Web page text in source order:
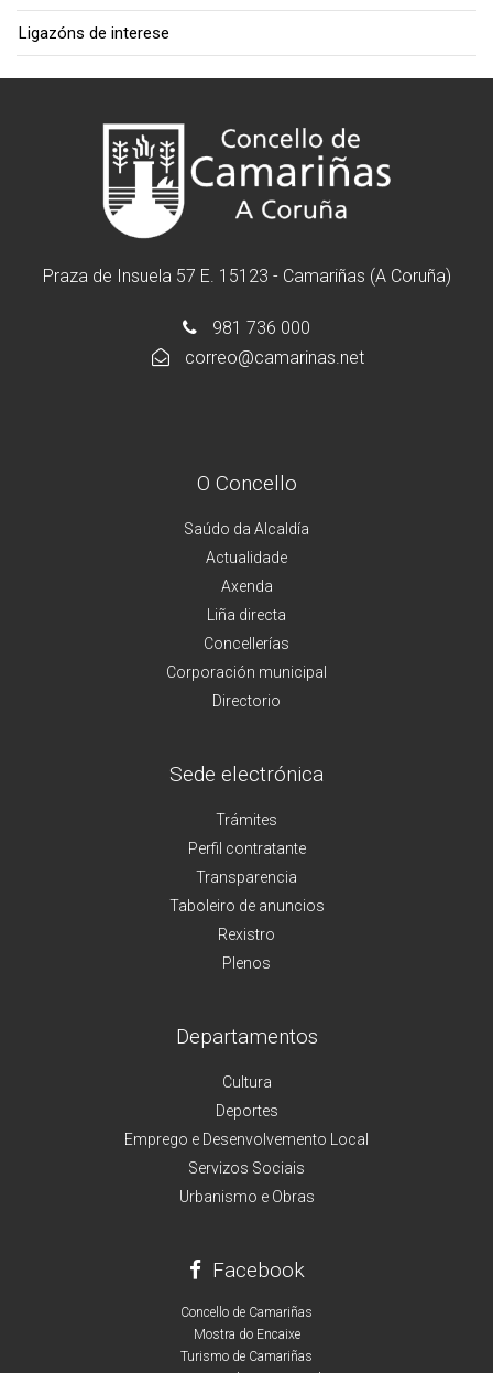
Ligazóns de interese
Praza de Insuela 57 E. 15123 - Camariñas (A Coruña)
981 736 000
correo@camarinas.net
O Concello
Saúdo da Alcaldía
Actualidade
Axenda
Liña directa
Concellerías
Corporación municipal
Directorio
Sede electrónica
Trámites
Perfil contratante
Transparencia
Taboleiro de anuncios
Rexistro
Plenos
Departamentos
Cultura
Deportes
Emprego e Desenvolvemento Local
Servizos Sociais
Urbanismo e Obras
Facebook
Concello de Camariñas
Mostra do Encaixe
Turismo de Camariñas